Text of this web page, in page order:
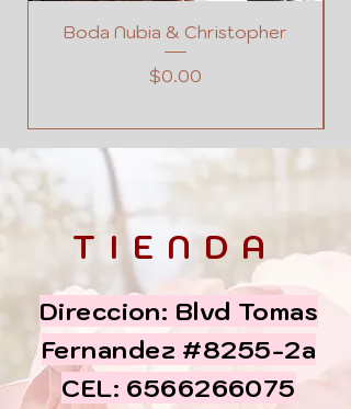
Boda Nubia & Christopher
Precio
$0.00
TIENDA
Direccion: Blvd Tomas
Fernandez #8255-2a
CEL: 6566266075